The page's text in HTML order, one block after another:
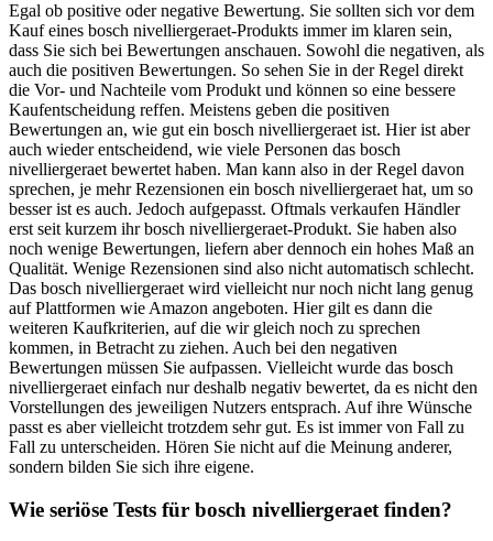
Egal ob positive oder negative Bewertung. Sie sollten sich vor dem
Kauf eines bosch nivelliergeraet-Produkts immer im klaren sein,
dass Sie sich bei Bewertungen anschauen. Sowohl die negativen, als
auch die positiven Bewertungen. So sehen Sie in der Regel direkt
die Vor- und Nachteile vom Produkt und können so eine bessere
Kaufentscheidung reffen. Meistens geben die positiven
Bewertungen an, wie gut ein bosch nivelliergeraet ist. Hier ist aber
auch wieder entscheidend, wie viele Personen das bosch
nivelliergeraet bewertet haben. Man kann also in der Regel davon
sprechen, je mehr Rezensionen ein bosch nivelliergeraet hat, um so
besser ist es auch. Jedoch aufgepasst. Oftmals verkaufen Händler
erst seit kurzem ihr bosch nivelliergeraet-Produkt. Sie haben also
noch wenige Bewertungen, liefern aber dennoch ein hohes Maß an
Qualität. Wenige Rezensionen sind also nicht automatisch schlecht.
Das bosch nivelliergeraet wird vielleicht nur noch nicht lang genug
auf Plattformen wie Amazon angeboten. Hier gilt es dann die
weiteren Kaufkriterien, auf die wir gleich noch zu sprechen
kommen, in Betracht zu ziehen. Auch bei den negativen
Bewertungen müssen Sie aufpassen. Vielleicht wurde das bosch
nivelliergeraet einfach nur deshalb negativ bewertet, da es nicht den
Vorstellungen des jeweiligen Nutzers entsprach. Auf ihre Wünsche
passt es aber vielleicht trotzdem sehr gut. Es ist immer von Fall zu
Fall zu unterscheiden. Hören Sie nicht auf die Meinung anderer,
sondern bilden Sie sich ihre eigene.
Wie seriöse Tests für bosch nivelliergeraet finden?